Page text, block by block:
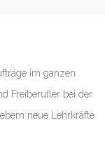
im ganzen
Freiberufler bei der
neue Lehrkräfte